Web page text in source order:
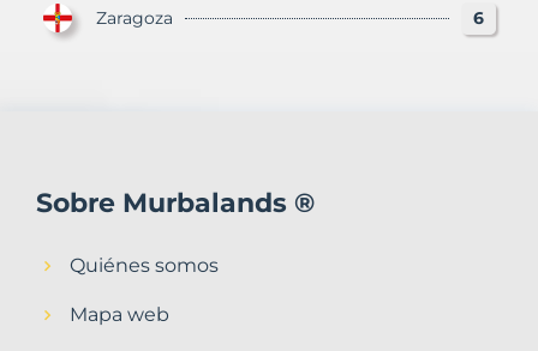
Zaragoza 6
Sobre Murbalands ®
Quiénes somos
Mapa web